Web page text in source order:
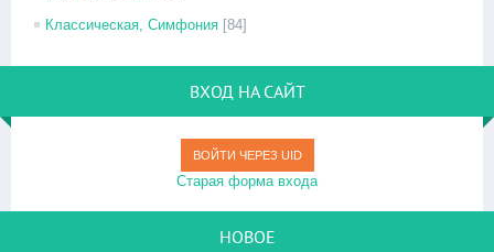
Классическая, Симфония [84]
ВХОД НА САЙТ
ВОЙТИ ЧЕРЕЗ UID
Старая форма входа
НОВОЕ